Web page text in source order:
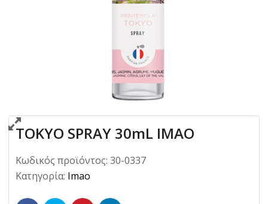
TOKYO SPRAY 30mL IMAO
Κωδικός προϊόντος: 30-0337
Κατηγορία: Imao